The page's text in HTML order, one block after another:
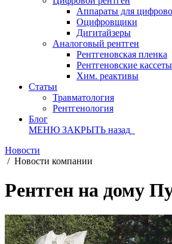
Аппараты для
Оцифровщики
Дигитайзеры
Аналоговый рентген
Рентгеновская пленка
Рентгеновские кассеты
Хим. реактивы
Статьи
Травматология
Рентгенология
Блог
МЕНЮ ЗАКРЫТЬ назад
Новости
/ Новости компании
Рентген на дому